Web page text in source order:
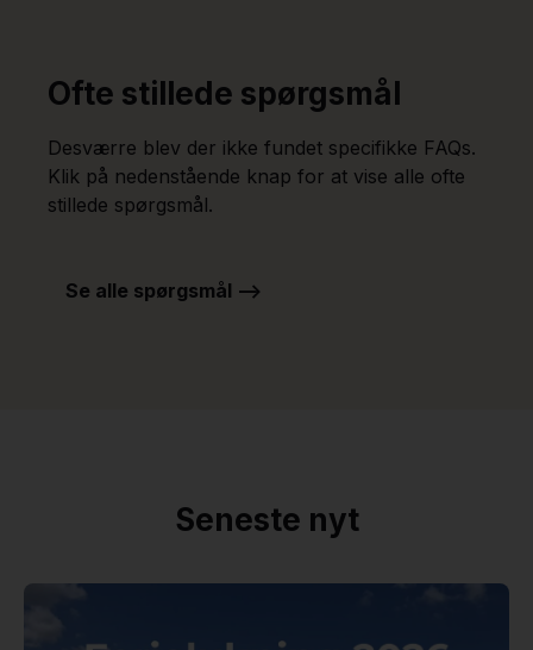
Ofte stillede spørgsmål
Desværre blev der ikke fundet specifikke FAQs.
Klik på nedenstående knap for at vise alle ofte
stillede spørgsmål.
Se alle spørgsmål -->
Seneste nyt